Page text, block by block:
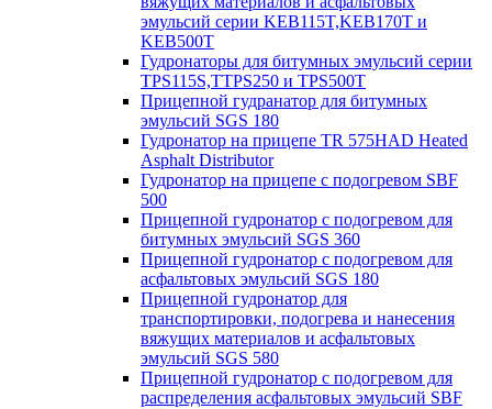
эмульсий серии KEB115T,KEB170T и
KEB500T
Гудронаторы для битумных эмульсий серии
TPS115S,TTPS250 и TPS500T
Прицепной гудранатор для битумных
эмульсий SGS 180
Гудронатор на прицепе TR 575HAD Heated
Asphalt Distributor
Гудронатор на прицепе с подогревом SBF
500
Прицепной гудронатор с подогревом для
битумных эмульсий SGS 360
Прицепной гудронатор с подогревом для
асфальтовых эмульсий SGS 180
Прицепной гудронатор для
транспортировки, подогрева и нанесения
вяжущих материалов и асфальтовых
эмульсий SGS 580
Прицепной гудронатор с подогревом для
распределения асфальтовых эмульсий SBF